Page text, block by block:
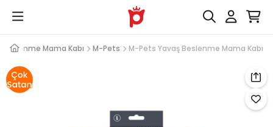
Beslenme Mama Kabı M-Pets M-Pets Yavaş Beslenme Mama Kabı